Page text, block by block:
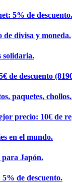
5% de descuento.
de divisa y moneda.
solidaria.
de descuento
paquetes,
precio: 10€ de
en el mundo.
para Japón.
de descuento.